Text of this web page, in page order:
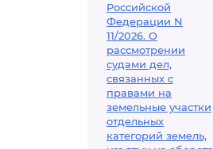
Российской
Федерации N
11/2026. О
рассмотрении
судами дел,
связанных с
правами на
земельные участки
отдельных
категорий земель,